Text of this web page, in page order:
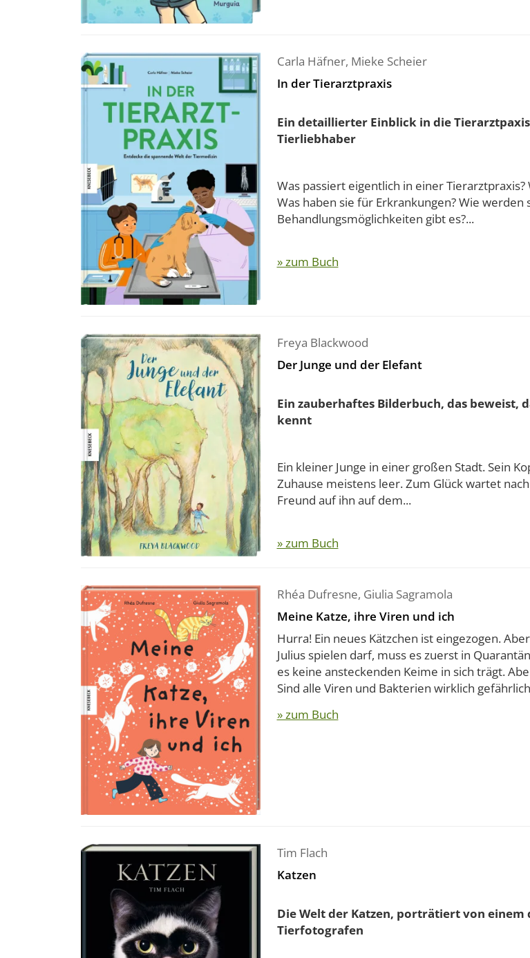
Carla Häfner, Mieke Scheier
In der Tierarztpraxis
Ein detaillierter Einblick in die
Tierliebhaber
Was passiert eigentlich in einer
Was haben sie für Erkrankungen? Wie werden
Behandlungsmöglichkeiten gibt es?...
» zum Buch
Freya Blackwood
Der Junge und der Elefant
Ein zauberhaftes Bilderbuch, das beweist,
kennt
Ein kleiner Junge in einer großen Stadt. Sein
Zuhause meistens leer. Zum Glück wartet
Freund auf ihn auf dem...
» zum Buch
Rhéa Dufresne, Giulia Sagramola
Meine Katze, ihre Viren und ich
Hurra! Ein neues Kätzchen ist eingezogen.
Julius spielen darf, muss es zuerst in
es keine ansteckenden Keime in sich trägt.
Sind alle Viren und Bakterien wirklich
» zum Buch
Tim Flach
Katzen
Die Welt der Katzen, porträtiert von
Tierfotografen